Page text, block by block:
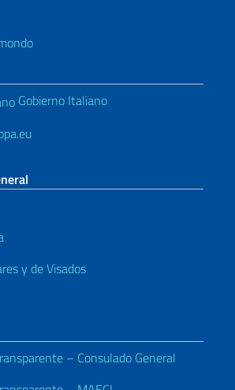
Gobierno Italiano
y de Visados
– Consulado General